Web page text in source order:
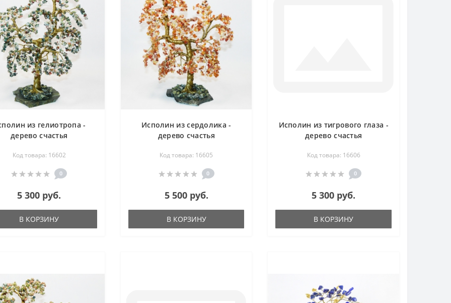
из гелиотропа -
дерево счастья
Код товара: 16602
0
5 300 руб.
В КОРЗИНУ
Исполин из сердолика -
дерево счастья
Код товара: 16605
0
5 500 руб.
В КОРЗИНУ
Исполин из тигрового глаза -
дерево счастья
Код товара: 16606
0
5 300 руб.
В КОРЗИНУ